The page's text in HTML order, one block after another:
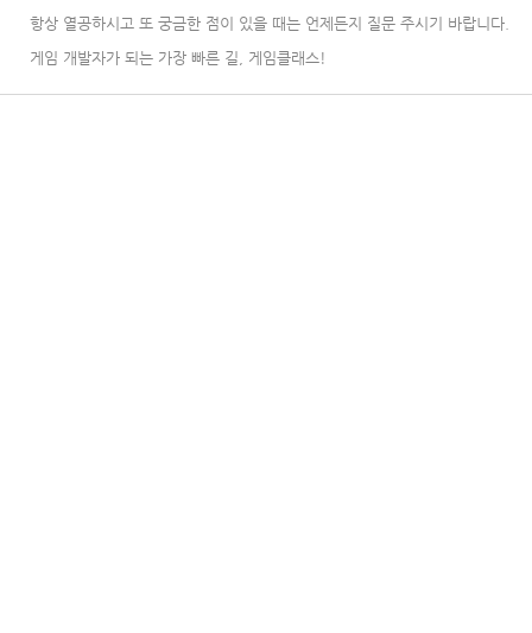
항상 열공하시고 또 궁금한 점이 있을 때는 언제든지 질문 주시기 바랍니다.
게임 개발자가 되는 가장 빠른 길, 게임클래스!